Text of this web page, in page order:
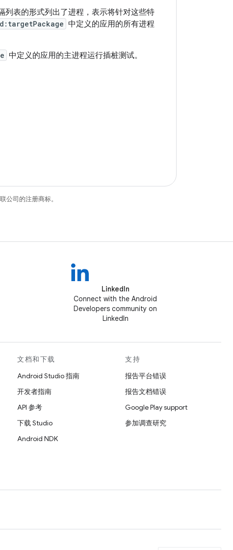
列表的形式列出了进程，表示将针对这些特
中定义的应用的所有进程
中定义的应用的主进程运行插桩测试。
公司的注册商标。
LinkedIn
Connect with the Android
Developers community on
LinkedIn
文档和下载
Android Studio 指南
开发者指南
API 参考
下载 Studio
Android NDK
支持
报告平台错误
报告文档错误
Google Play support
参加调查研究